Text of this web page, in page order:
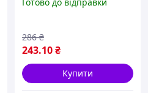
сигналізація 85дБ Ldx
243.10₴
286 ₴
Купити